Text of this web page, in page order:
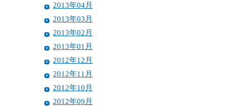
2013年04月
2013年03月
2013年02月
2013年01月
2012年12月
2012年11月
2012年10月
2012年09月